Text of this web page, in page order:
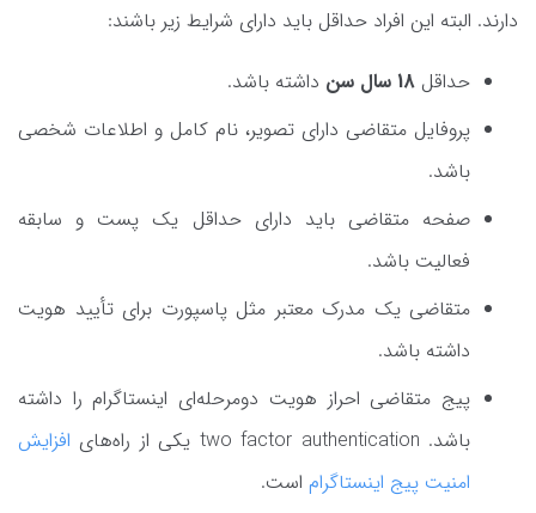
دارند. البته این افراد حداقل باید دارای شرایط زیر باشند:
حداقل
داشته باشد.
پروفایل متقاضی دارای تصویر، نام کامل و اطلاعات شخصی
باشد.
صفحه متقاضی باید دارای حداقل یک پست و سابقه
فعالیت باشد.
متقاضی یک مدرک معتبر مثل پاسپورت برای تأیید هویت
داشته باشد.
پیج متقاضی احراز هویت دومرحله‌ای اینستاگرام را داشته
باشد. two factor authentication یکی از راه‌های
افزایش
امنیت پیج اینستاگرام است.